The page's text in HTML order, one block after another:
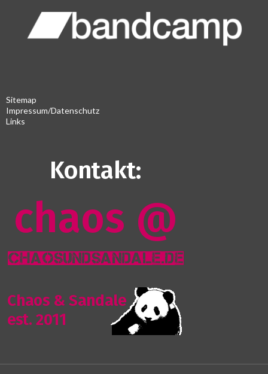
Sitemap
Impressum/Datenschutz
Links